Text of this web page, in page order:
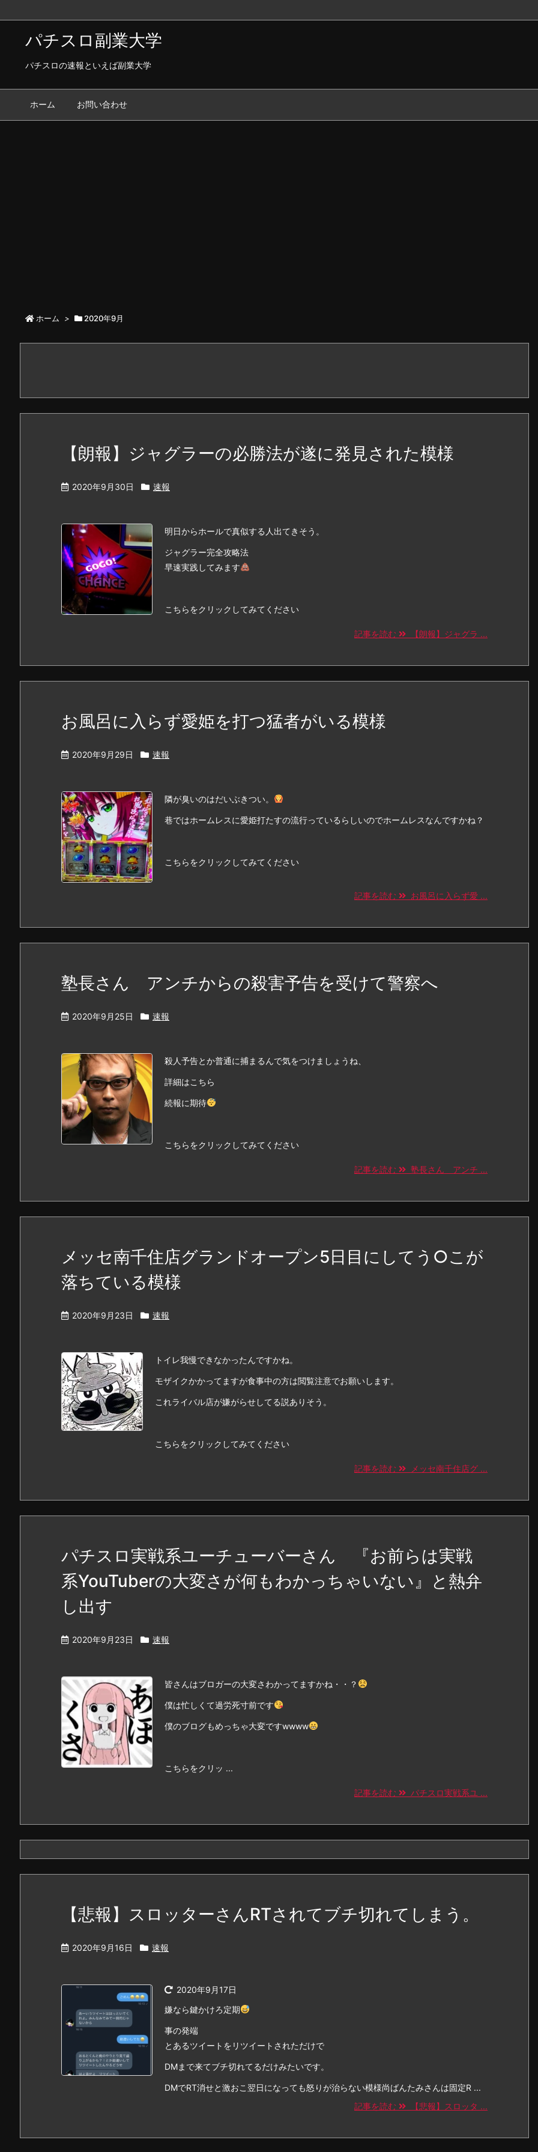
パチスロ副業大学
パチスロの速報といえば副業大学
ホーム お問い合わせ
ホーム > 2020年9月
【朗報】ジャグラーの必勝法が遂に発見された模様
2020年9月30日 速報
明日からホールで真似する人出てきそう。
ジャグラー完全攻略法
早速実践してみます
こちらをクリックしてみてください
記事を読む 【朗報】ジャグラ ...
お風呂に入らず愛姫を打つ猛者がいる模様
2020年9月29日 速報
隣が臭いのはだいぶきつい。
巷ではホームレスに愛姫打たすの流行っているらしいのでホームレスなんですかね？
こちらをクリックしてみてください
記事を読む お風呂に入らず愛 ...
塾長さん アンチからの殺害予告を受けて警察へ
2020年9月25日 速報
殺人予告とか普通に捕まるんで気をつけましょうね、
詳細はこちら
続報に期待
こちらをクリックしてみてください
記事を読む 塾長さん アンチ ...
メッセ南千住店グランドオープン5日目にしてう○こが
落ちている模様
2020年9月23日 速報
トイレ我慢できなかったんですかね。
モザイクかかってますが食事中の方は閲覧注意でお願いします。
これライバル店が嫌がらせしてる説ありそう。
こちらをクリックしてみてください
記事を読む メッセ南千住店グ ...
パチスロ実戦系ユーチューバーさん 『お前らは実戦
系YouTuberの大変さが何もわかっちゃいない』と熱弁
し出す
2020年9月23日 速報
皆さんはブロガーの大変さわかってますかね・・？
僕は忙しくて過労死寸前です
僕のブログもめっちゃ大変ですwwww
こちらをクリッ ...
記事を読む パチスロ実戦系ユ ...
【悲報】スロッターさんRTされてブチ切れてしまう。
2020年9月16日 速報
2020年9月17日
嫌なら鍵かけろ定期
事の発端
とあるツイートをリツイートされただけで
DMまで来てブチ切れてるだけみたいです。
DMでRT消せと激おこ翌日になっても怒りが治らない模様尚ばんたみさんは固定R ...
記事を読む
【悲報】スロッタ ...